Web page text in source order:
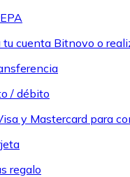
cuenta Bitnovo o
/ débito
y Mastercard para
regalo